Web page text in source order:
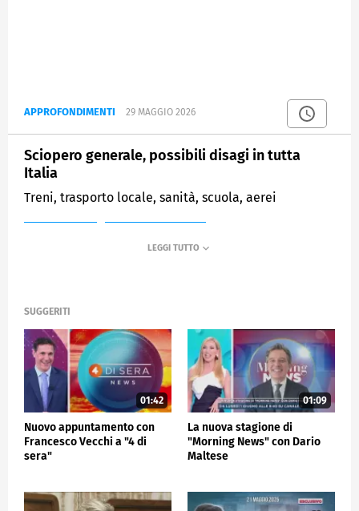
APPROFONDIMENTI 29 MAGGIO 2026
Sciopero generale, possibili disagi in tutta
Italia
Treni, trasporto locale, sanità, scuola, aerei
SUGGERITI
01:42
Nuovo appuntamento con
Francesco Vecchi a "4 di
sera"
01:09
La nuova stagione di
"Morning News" con Dario
Maltese